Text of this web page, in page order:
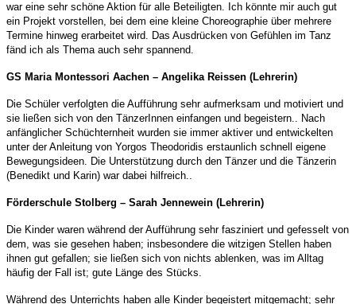
war eine sehr schöne Aktion für alle Beteiligten. Ich könnte mir auch gut
ein Projekt vorstellen, bei dem eine kleine Choreographie über mehrere
Termine hinweg erarbeitet wird. Das Ausdrücken von Gefühlen im Tanz
fänd ich als Thema auch sehr spannend.
GS Maria Montessori Aachen – Angelika Reissen (Lehrerin)
Die Schüler verfolgten die Aufführung sehr aufmerksam und motiviert und
sie ließen sich von den TänzerInnen einfangen und begeistern.. Nach
anfänglicher Schüchternheit wurden sie immer aktiver und entwickelten
unter der Anleitung von Yorgos Theodoridis erstaunlich schnell eigene
Bewegungsideen. Die Unterstützung durch den Tänzer und die Tänzerin
(Benedikt und Karin) war dabei hilfreich..
Förderschule Stolberg – Sarah Jennewein (Lehrerin)
Die Kinder waren während der Aufführung sehr fasziniert und gefesselt von
dem, was sie gesehen haben; insbesondere die witzigen Stellen haben
ihnen gut gefallen; sie ließen sich von nichts ablenken, was im Alltag
häufig der Fall ist; gute Länge des Stücks.
Während des Unterrichts haben alle Kinder begeistert mitgemacht; sehr